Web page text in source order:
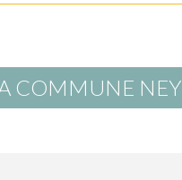
COMMUNE NEY